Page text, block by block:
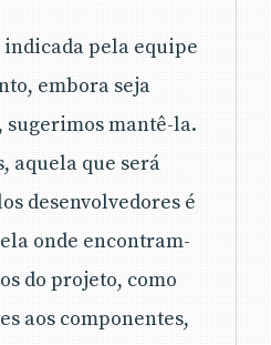
indicada pela equipe
embora seja
mantê-la.
aquela que será
desenvolvedores é
onde encontram-
do projeto, como
aos componentes,